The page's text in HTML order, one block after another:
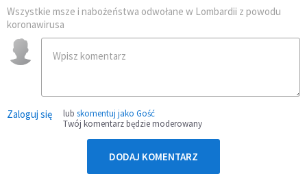
Wszystkie msze i nabożeństwa odwołane w Lombardii z powodu
koronawirusa
Zaloguj się lub skomentuj jako Gość
Twój komentarz będzie moderowany
DODAJ KOMENTARZ